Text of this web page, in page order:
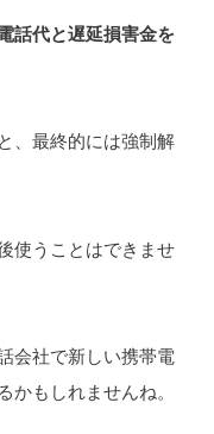
話代と遅延損害金を
、最終的には強制解
使うことはできませ
会社で新しい携帯電
もしれませんね。